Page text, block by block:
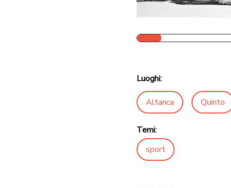
Luoghi:
Altanca Quinto
Temi:
sport